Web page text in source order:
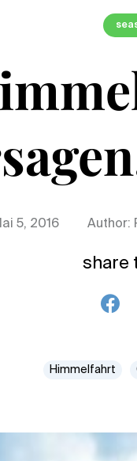
5, 2016 Author:
share
Himmelfahrt